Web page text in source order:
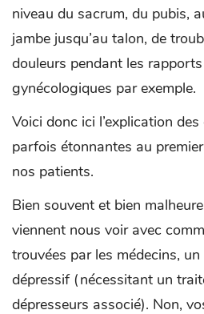
niveau du sacrum, du pubis,
jambe jusqu’au talon, de
douleurs pendant les
gynécologiques par exemple.
Voici donc ici l’explication
parfois étonnantes au
nos patients.
Bien souvent et bien
viennent nous voir avec
trouvées par les médecins,
dépressif (nécessitant un
dépresseurs associé). Non,